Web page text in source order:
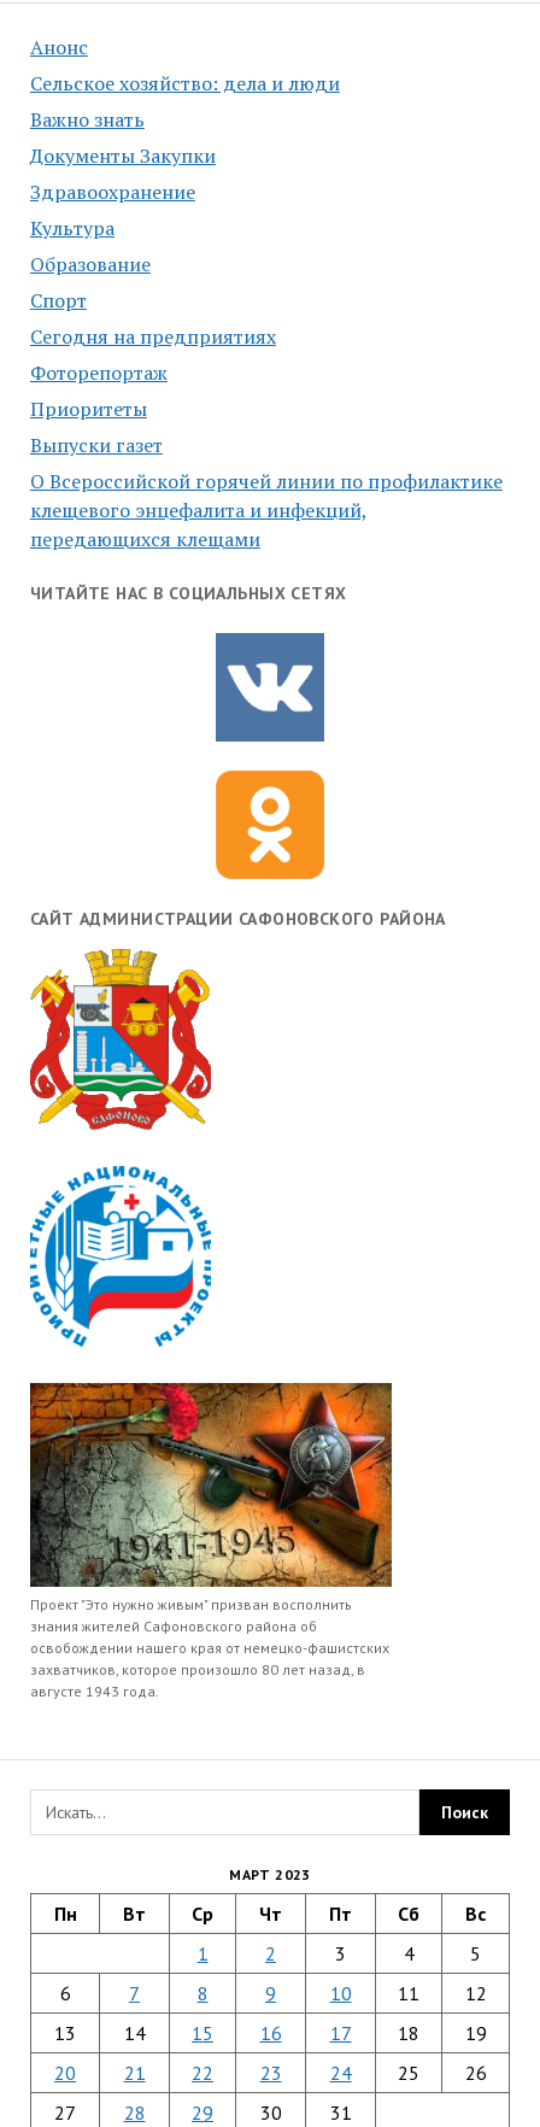
Анонс
Сельское хозяйство: дела и люди
Важно знать
Документы Закупки
Здравоохранение
Культура
Образование
Спорт
Сегодня на предприятиях
Фоторепортаж
Приоритеты
Выпуски газет
О Всероссийской горячей линии по профилактике
клещевого энцефалита и инфекций,
передающихся клещами
ЧИТАЙТЕ НАС В СОЦИАЛЬНЫХ СЕТЯХ
САЙТ АДМИНИСТРАЦИИ САФОНОВСКОГО РАЙОНА
Проект "Это нужно живым" призван восполнить
знания жителей Сафоновского района об
освобождении нашего края от немецко-фашистских
захватчиков, которое произошло 80 лет назад, в
августе 1943 года.
МАРТ 2023
Пн Вт Ср Чт Пт Сб Вс
1 2 3 4
5
6
7 8 9 10 11
12
13
14 15 16 17 18
19
20
21 22 23 24 25
26
27
28 29 30 31